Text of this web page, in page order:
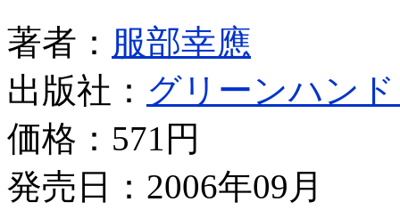
著者： 服部幸應
出版社： グリーンハン
価格： 571円
発売日：2006年09月